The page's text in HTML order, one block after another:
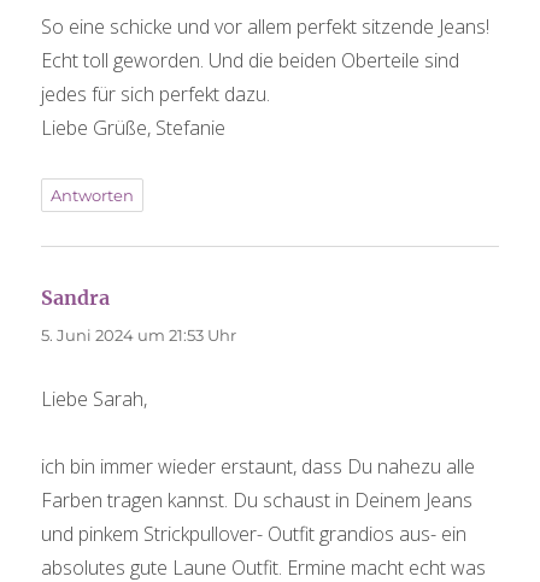
So eine schicke und vor allem perfekt sitzende Jeans!
Echt toll geworden. Und die beiden Oberteile sind
jedes für sich perfekt dazu.
Liebe Grüße, Stefanie
Antworten
Sandra
5. Juni 2024 um 21:53 Uhr
Liebe Sarah,
ich bin immer wieder erstaunt, dass Du nahezu alle
Farben tragen kannst. Du schaust in Deinem Jeans
und pinkem Strickpullover- Outfit grandios aus- ein
absolutes gute Laune Outfit. Ermine macht echt was